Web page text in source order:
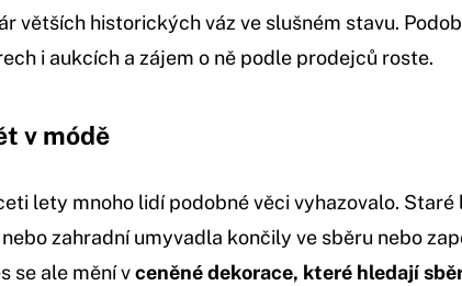
větších historických váz ve slušném stavu.
i aukcích a zájem o ně podle prodejců roste.
v módě
lety mnoho lidí podobné věci vyhazovalo. Staré
zahradní umyvadla končily ve sběru nebo
se ale mění vceněné dekorace, které hledají